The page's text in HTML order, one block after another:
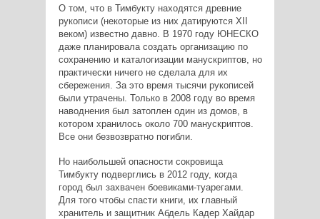
О том, что в Тимбукту находятся древние
рукописи (некоторые из них датируются XII
веком) известно давно. В 1970 году ЮНЕСКО
даже планировала создать организацию по
сохранению и каталогизации манускриптов, но
практически ничего не сделала для их
сбережения. За это время тысячи рукописей
были утрачены. Только в 2008 году во время
наводнения был затоплен один из домов, в
котором хранилось около 700 манускриптов.
Все они безвозвратно погибли.
Но наибольшей опасности сокровища
Тимбукту подверглись в 2012 году, когда
город был захвачен боевиками-туарегами.
Для того чтобы спасти книги, их главный
хранитель и защитник Абдель Кадер Хайдар